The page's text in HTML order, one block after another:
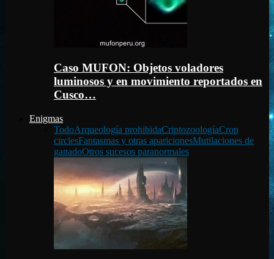
Caso MUFON: Objetos voladores
luminosos y en movimiento reportados en
Cusco…
Enigmas
TodoArqueología prohibidaCriptozoologíaCrop
circlesFantasmas y otras aparicionesMutilaciones de
ganadoOtros sucesos paranormales